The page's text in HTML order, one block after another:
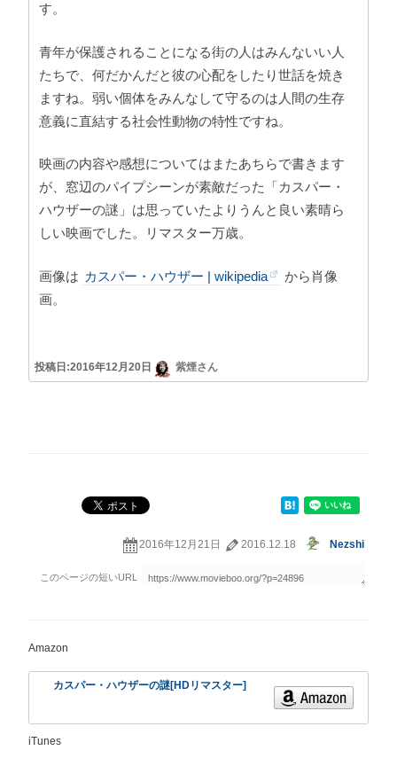
す。
青年が保護されることになる街の人はみんないい人
たちで、何だかんだと彼の心配をしたり世話を焼き
ますね。弱い個体をみんなして守るのは人間の生存
意義に直結する社会性動物の特性ですね。
映画の内容や感想についてはまたあちらで書きます
が、窓辺のパイプシーンが素敵だった「カスパー・
ハウザーの謎」は思っていたよりうんと良い素晴ら
しい映画でした。リマスター万歳。
画像は カスパー・ハウザー | wikipedia
から肖像
画。
投稿日:2016年12月20日 紫煙さん
2016年12月21日 2016.12.18 Nezshi
Amazon
カスパー・ハウザーの謎[HDリマスター]
iTunes